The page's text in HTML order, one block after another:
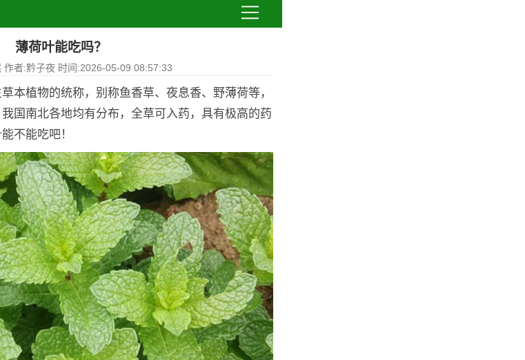
薄荷叶能吃吗？
作者:黔子夜 时间:2026-05-09 08:57:33
本植物的统称，别称鱼香草、夜息香、野薄荷等，
国南北各地均有分布，全草可入药，具有极高的药
不能吃吧！